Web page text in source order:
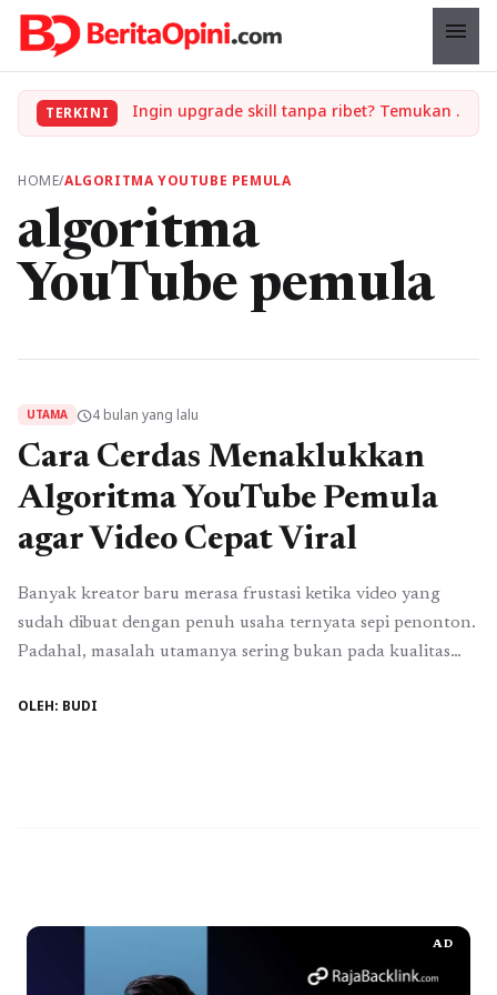
menu
TERKINI Ingin upgrade skill tanpa ribet? Temukan kelas seru dan materi lengkap hanya di YukBelajar.com. Mulai langkah suksesmu hari ini! • Mau lulus? Latih dirimu dengan ribuan soal akurat di tryout.id.
HOME/ALGORITMA YOUTUBE PEMULA
algoritma
YouTube pemula
UTAMA schedule4 bulan yang lalu
Cara Cerdas Menaklukkan
Algoritma YouTube Pemula
agar Video Cepat Viral
Banyak kreator baru merasa frustasi ketika video yang
sudah dibuat dengan penuh usaha ternyata sepi penonton.
Padahal, masalah utamanya sering bukan pada kualitas
algoritma YouTube pemula. Jika Anda ingin channel
OLEH: BUDI
AD